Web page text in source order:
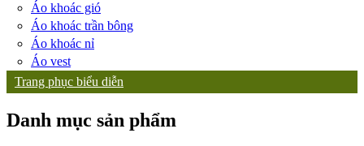
Áo khoác gió
Áo khoác trần bông
Áo khoác nỉ
Áo vest
Trang phục biểu diễn
Danh mục sản phẩm